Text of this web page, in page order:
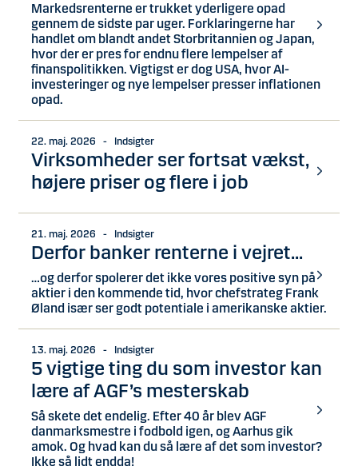
Markedsrenterne er trukket yderligere opad
gennem de sidste par uger. Forklaringerne har
handlet om blandt andet Storbritannien og Japan,
hvor der er pres for endnu flere lempelser af
finanspolitikken. Vigtigst er dog USA, hvor AI-
investeringer og nye lempelser presser inflationen
opad.
22. maj. 2026 - Indsigter
Virksomheder ser fortsat vækst,
højere priser og flere i job
21. maj. 2026 - Indsigter
Derfor banker renterne i vejret...
…og derfor spolerer det ikke vores positive syn på
aktier i den kommende tid, hvor chefstrateg Frank
Øland især ser godt potentiale i amerikanske aktier.
13. maj. 2026 - Indsigter
5 vigtige ting du som investor kan
lære af AGF’s mesterskab
Så skete det endelig. Efter 40 år blev AGF
danmarksmestre i fodbold igen, og Aarhus gik
amok. Og hvad kan du så lære af det som investor?
Ikke så lidt endda!